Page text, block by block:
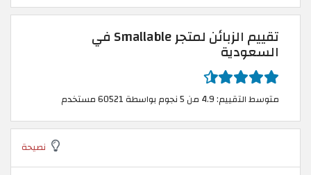
تقييم الزبائن لمتجر Smallable في
السعودية
متوسط التقييم: 4.9 من 5 نجوم بواسطة 60521 مستخدم
نصيحة